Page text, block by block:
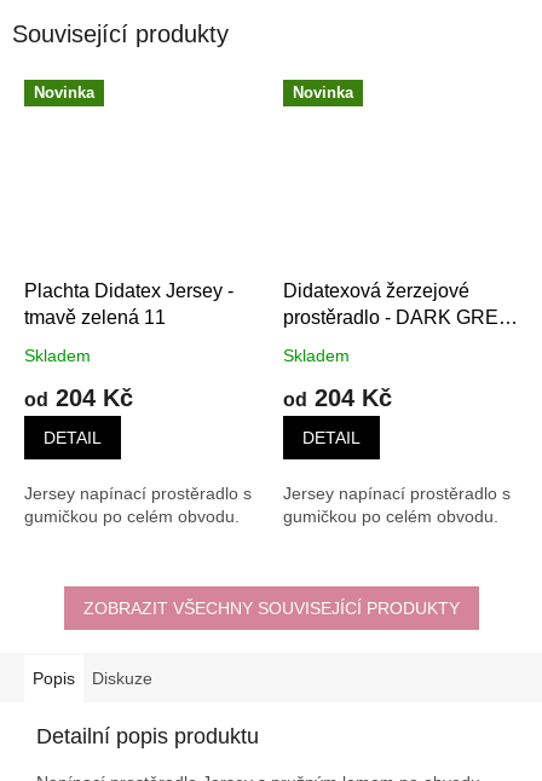
Související produkty
Novinka
Plachta Didatex Jersey -
tmavě zelená 11
Skladem
od 204 Kč
DETAIL
Jersey napínací prostěradlo s
gumičkou po celém obvodu.
Novinka
Didatexová žerzejové
prostěradlo - DARK GREY
Skladem
od 204 Kč
DETAIL
Jersey napínací prostěradlo s
gumičkou po celém obvodu.
ZOBRAZIT VŠECHNY SOUVISEJÍCÍ PRODUKTY
Popis Diskuze
Detailní popis produktu